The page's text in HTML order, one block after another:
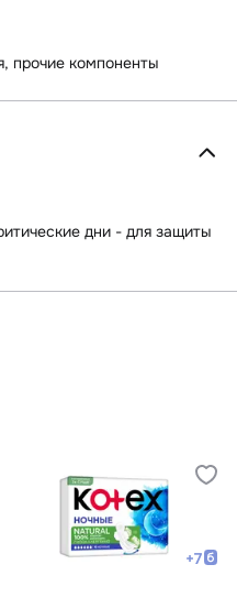
прочие компоненты
дни - для защиты
+7